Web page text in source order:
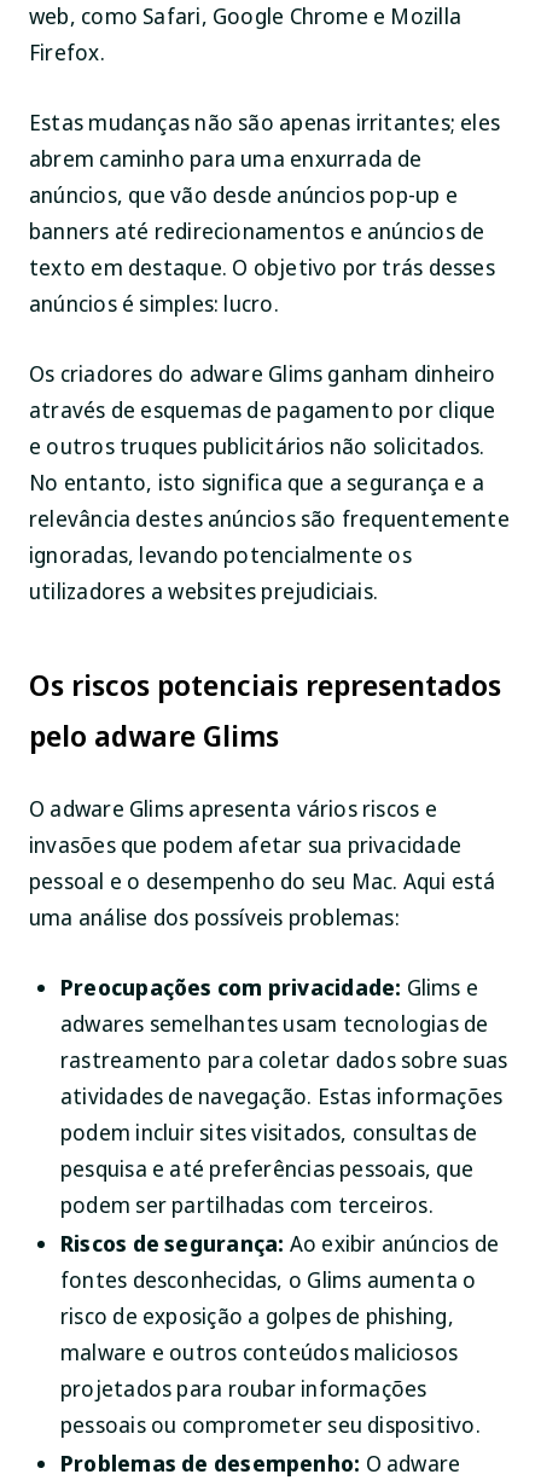
web, como Safari, Google Chrome e Mozilla
Firefox.
Estas mudanças não são apenas irritantes; eles
abrem caminho para uma enxurrada de
anúncios, que vão desde anúncios pop-up e
banners até redirecionamentos e anúncios de
texto em destaque. O objetivo por trás desses
anúncios é simples: lucro.
Os criadores do adware Glims ganham dinheiro
através de esquemas de pagamento por clique
e outros truques publicitários não solicitados.
No entanto, isto significa que a segurança e a
relevância destes anúncios são frequentemente
ignoradas, levando potencialmente os
utilizadores a websites prejudiciais.
Os riscos potenciais representados
pelo adware Glims
O adware Glims apresenta vários riscos e
invasões que podem afetar sua privacidade
pessoal e o desempenho do seu Mac. Aqui está
uma análise dos possíveis problemas:
Preocupações com privacidade: Glims e
adwares semelhantes usam tecnologias de
rastreamento para coletar dados sobre suas
atividades de navegação. Estas informações
podem incluir sites visitados, consultas de
pesquisa e até preferências pessoais, que
podem ser partilhadas com terceiros.
Riscos de segurança: Ao exibir anúncios de
fontes desconhecidas, o Glims aumenta o
risco de exposição a golpes de phishing,
malware e outros conteúdos maliciosos
projetados para roubar informações
pessoais ou comprometer seu dispositivo.
Problemas de desempenho: O adware